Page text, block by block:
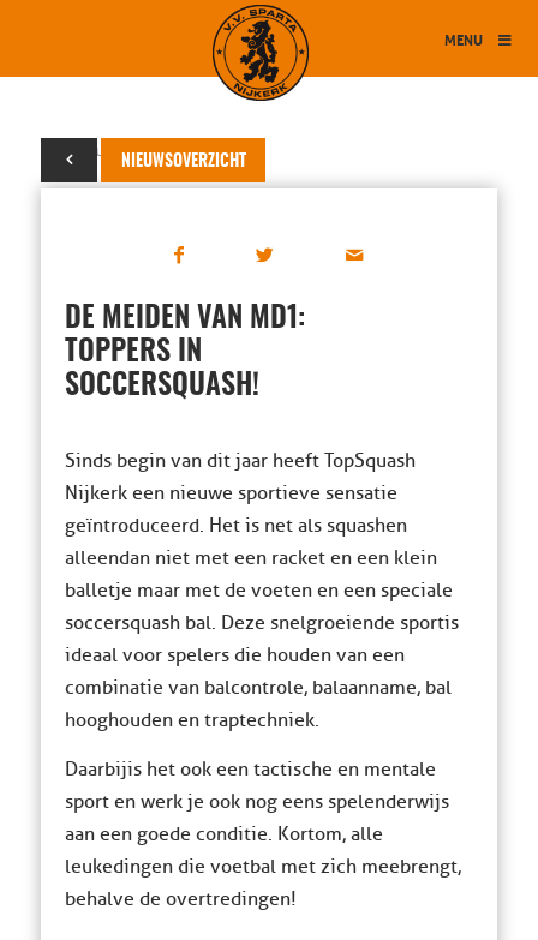
MENU
NIEUWSOVERZICHT
07 februari 2015
DE MEIDEN VAN MD1:
TOPPERS IN
SOCCERSQUASH!
Sinds begin van dit jaar heeft TopSquash
Nijkerk een nieuwe sportieve sensatie
geïntroduceerd. Het is net als squashen
alleen dan niet met een racket en een klein
balletje maar met de voeten en een speciale
soccersquash bal. Deze snelgroeiende sport is
ideaal voor spelers die houden van een
combinatie van balcontrole, balaanname, bal
hooghouden en traptechniek.
Daarbij is het ook een tactische en mentale
sport en werk je ook nog eens spelenderwijs
aan een goede conditie. Kortom, alle
leuke dingen die voetbal met zich meebrengt,
behalve de overtredingen!